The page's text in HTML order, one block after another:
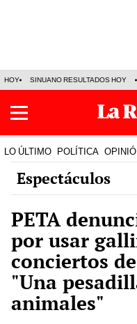
HOY SINUANO RESULTADOS HOY
LO ÚLTIMO POLÍTICA
Espectáculos
PETA
por usar
conciertos
"Una
animales"